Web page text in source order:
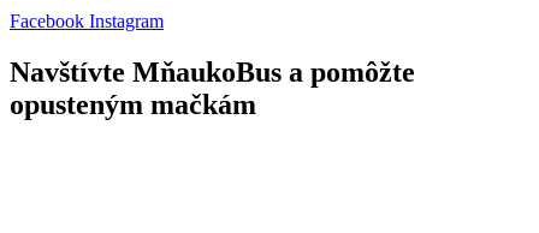
Facebook Instagram
Navštívte MňaukoBus a pomôžte
opusteným mačkám